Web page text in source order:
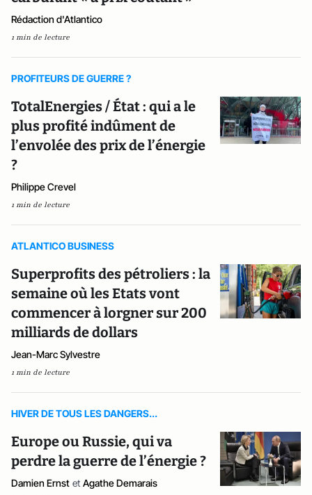
Rédaction d'Atlantico
1 min de lecture
PROFITEURS DE GUERRE ?
TotalEnergies / État : qui a le
plus profité indûment de
l’envolée des prix de l’énergie
?
Philippe Crevel
1 min de lecture
ATLANTICO BUSINESS
Superprofits des pétroliers : la
semaine où les Etats vont
commencer à lorgner sur 200
milliards de dollars
Jean-Marc Sylvestre
1 min de lecture
HIVER DE TOUS LES DANGERS...
Europe ou Russie, qui va
perdre la guerre de l’énergie ?
Damien Ernst et Agathe Demarais